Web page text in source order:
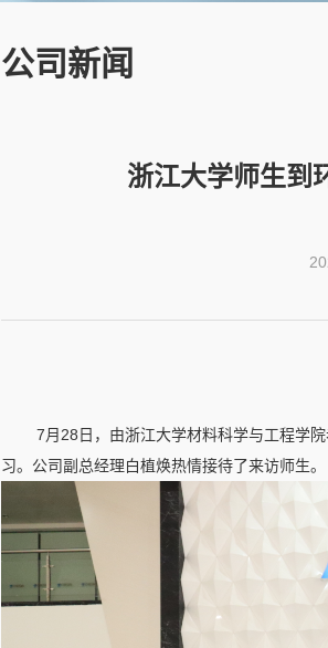
公司新闻
浙江大学师生到
7月28日，由浙江大学材料科学与工程学
习。公司副总经理白植焕热情接待了来访师生。